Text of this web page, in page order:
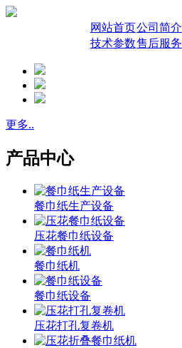
网站首页公司简介
技术参数售后服务
更多..
产品中心
餐巾纸生产设备
压花餐巾纸设备
餐巾纸机
餐巾纸设备
压花打孔复卷机